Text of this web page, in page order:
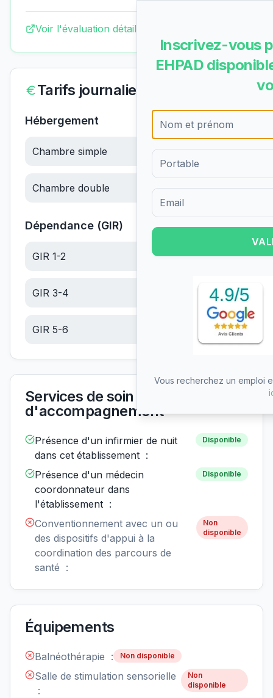
Voir l'évaluation détaillée complète
Tarifs journaliers
Hébergement
Chambre simple 63.24€/jour
Chambre double 63.24€/jour
Dépendance (GIR)
GIR 1-2 26.87€/jour
GIR 3-4 17.05€/jour
GIR 5-6 €/jour
Services de soin et
d'accompagnement
Présence d'un infirmier de nuit
dans cet établissement :
Disponible
Présence d'un médecin
coordonnateur dans
l'établissement :
Disponible
Conventionnement avec un ou
des dispositifs d'appui à la
coordination des parcours de
santé :
Non
disponible
Équipements
Balnéothérapie : Non disponible
Salle de stimulation sensorielle
:
Non
disponible
Inscrivez-vous
EHPAD
Formulaire d'inscription pour
Vous recherchez un emploi